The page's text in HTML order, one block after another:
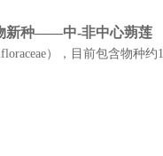
新种——中-非中心蒴莲
），目前包含物种约